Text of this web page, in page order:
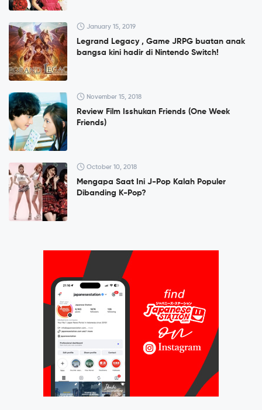
January 15, 2019
Legrand Legacy , Game JRPG buatan anak
bangsa kini hadir di Nintendo Switch!
November 15, 2018
Review Film Isshukan Friends (One Week
Friends)
October 10, 2018
Mengapa Saat Ini J-Pop Kalah Populer
Dibanding K-Pop?